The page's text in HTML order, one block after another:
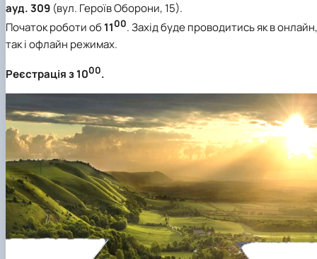
ауд. 309 (вул. Героїв Оборони, 15).
Початок роботи об1100. Захід буде проводитись як в онлайн,
так і офлайн режимах.
Реєстрація з1000.